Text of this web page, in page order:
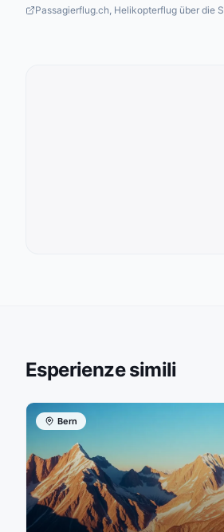
Passagierflug.ch, Helikopterflug über die
Esperienze simili
Bern